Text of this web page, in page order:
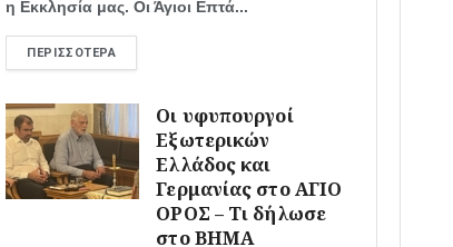
η Εκκλησία μας. Οι Άγιοι Επτά...
ΠΕΡΙΣΣΌΤΕΡΑ
Οι υφυπουργοί
Εξωτερικών
Ελλάδος και
Γερμανίας στο ΑΓΙΟ
ΟΡΟΣ – Τι δήλωσε
στο ΒΗΜΑ